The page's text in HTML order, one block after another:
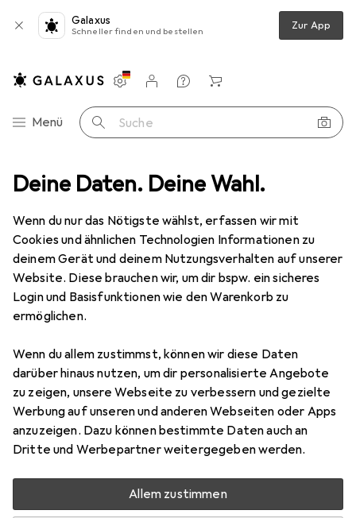
Deine Daten. Deine Wahl.
Wenn du nur das Nötigste wählst, erfassen wir mit
Cookies und ähnlichen Technologien Informationen zu
deinem Gerät und deinem Nutzungsverhalten auf unserer
Website. Diese brauchen wir, um dir bspw. ein sicheres
Login und Basisfunktionen wie den Warenkorb zu
ermöglichen.
Wenn du allem zustimmst, können wir diese Daten
darüber hinaus nutzen, um dir personalisierte Angebote
zu zeigen, unsere Webseite zu verbessern und gezielte
Werbung auf unseren und anderen Webseiten oder Apps
anzuzeigen. Dazu können bestimmte Daten auch an
Dritte und Werbepartner weitergegeben werden.
Allem zustimmen
Galaxus
Schneller finden und bestellen Zur App
Navigation nach Kategorien
Menü Suche
Einstellungen
Kundenkonto
Vergleichslisten
Merklisten
Warenkorb
+ Scanner Drucken 3D 3D Filament
3 Bilder
Purefil Filament
Preis in EUR inkl. MwSt.
EUR
23,90
3092
Bewertungen Marke
Mehr von Purefil
Zwischen Fr, 14.8. und Fr, 21.8. geliefert
Nur 4 Stück an Lager beim Lieferanten